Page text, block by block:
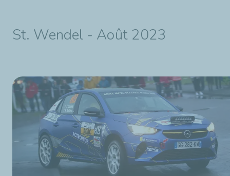
St. Wendel - Août 2023